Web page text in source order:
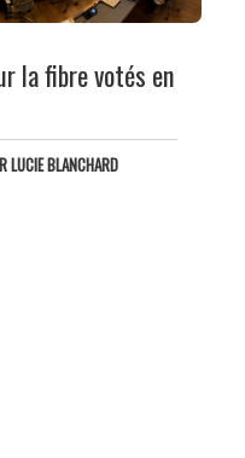
la fibre votés en
LUCIE BLANCHARD